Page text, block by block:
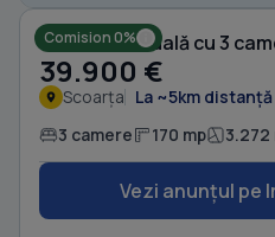
Comision 0%
39.900 €
Scoarța La ~5km distanță
3 camere 170 mp
Vezi anunțul pe